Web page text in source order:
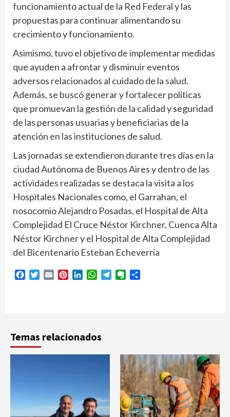
funcionamiento actual de la Red Federal y las
propuestas para continuar alimentando su
crecimiento y funcionamiento.
Asimismo, tuvo el objetivo de implementar medidas
que ayuden a afrontar y disminuir eventos
adversos relacionados al cuidado de la salud.
Además, se buscó generar y fortalecer políticas
que promuevan la gestión de la calidad y seguridad
de las personas usuarias y beneficiarias de la
atención en las instituciones de salud.
Las jornadas se extendieron durante tres días en la
ciudad Autónoma de Buenos Aires y dentro de las
actividades realizadas se destaca la visita a los
Hospitales Nacionales como, el Garrahan, el
nosocomio Alejandro Posadas, el Hospital de Alta
Complejidad El Cruce Néstor Kirchner, Cuenca Alta
Néstor Kirchner y el Hospital de Alta Complejidad
del Bicentenario Esteban Echeverría
Facebook
Twitter
Email PinterestLinkedInWhatsApp
TelegramEvernote
Temas relacionados